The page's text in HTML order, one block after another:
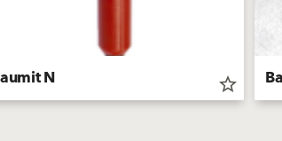
N star_border